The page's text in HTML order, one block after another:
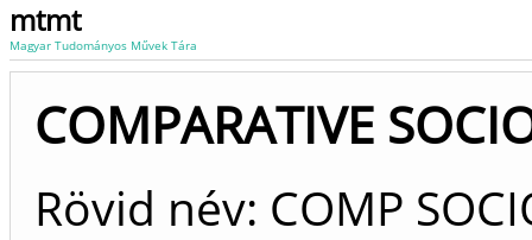
mtmt
Magyar Tudományos Művek Tára
COMPARATIVE
Rövid név: COMP